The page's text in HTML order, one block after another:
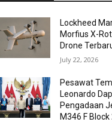
Lockheed
Morfius X-
Drone
July 22, 2026
Pesawat
Leonardo
Pengadaan
M346 F